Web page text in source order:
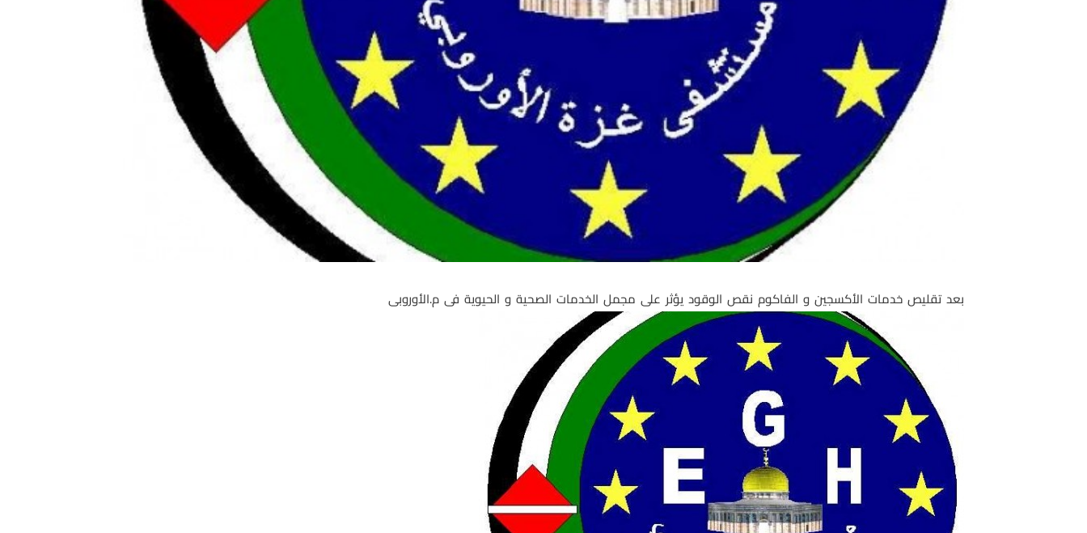
بعد تقليص خدمات الأكسجين و الفاكوم نقص الوقود يؤثر على مجمل الخدمات الصحية و الحيوية فى م.الأوروبى